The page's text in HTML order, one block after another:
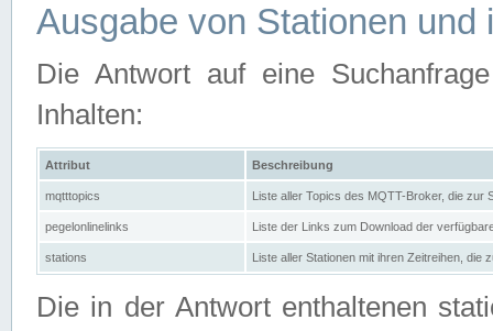
Ausgabe von Stationen und
Die Antwort auf eine
Inhalten:
Attribut Beschreibung
mqtttopics Liste aller Topics des MQTT-Broker, die zur
pegelonlinelinks Liste der Links zum Download der
stations Liste aller Stationen mit ihren Zeitreihen, die
Die in der Antwort enthaltenen